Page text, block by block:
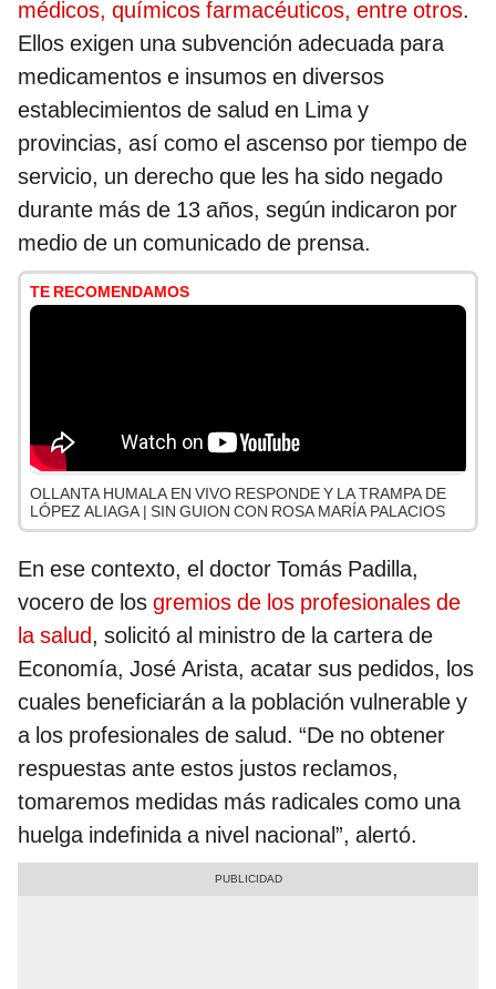
médicos, químicos farmacéuticos, entre otros.
Ellos exigen una subvención adecuada para
medicamentos e insumos en diversos
establecimientos de salud en Lima y
provincias, así como el ascenso por tiempo de
servicio, un derecho que les ha sido negado
durante más de 13 años, según indicaron por
medio de un comunicado de prensa.
TE RECOMENDAMOS
OLLANTA HUMALA EN VIVO RESPONDE Y LA TRAMPA DE
LÓPEZ ALIAGA | SIN GUION CON ROSA MARÍA PALACIOS
En ese contexto, el doctor Tomás Padilla,
vocero de los gremios de los profesionales de
la salud, solicitó al ministro de la cartera de
Economía, José Arista, acatar sus pedidos, los
cuales beneficiarán a la población vulnerable y
a los profesionales de salud. “De no obtener
respuestas ante estos justos reclamos,
tomaremos medidas más radicales como una
huelga indefinida a nivel nacional”, alertó.